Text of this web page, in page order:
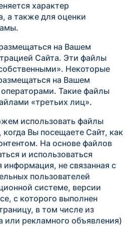
характер
а также для оценки
на Вашем
Сайта. Эти файлы
Некоторые
на Вашем
Такие файлы
«третьих лиц».
использовать файлы
когда Вы посещаете Сайт, как
На основе файлов
и использоваться
не связанная с
пользователей
системе, версии
с которого выполнен
в том числе из
или рекламного объявления)